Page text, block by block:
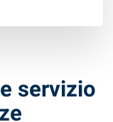
servizio